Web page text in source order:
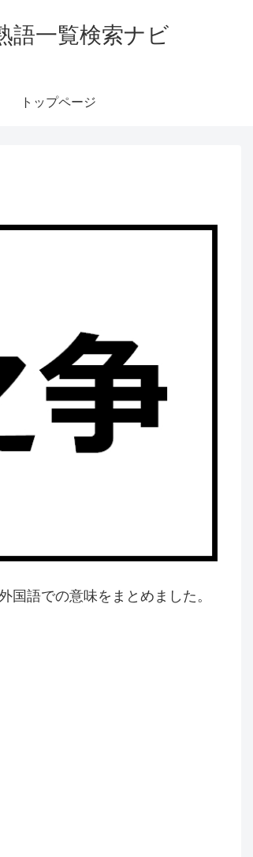
語一覧検索ナビ
トップページ
語での意味をまとめました。